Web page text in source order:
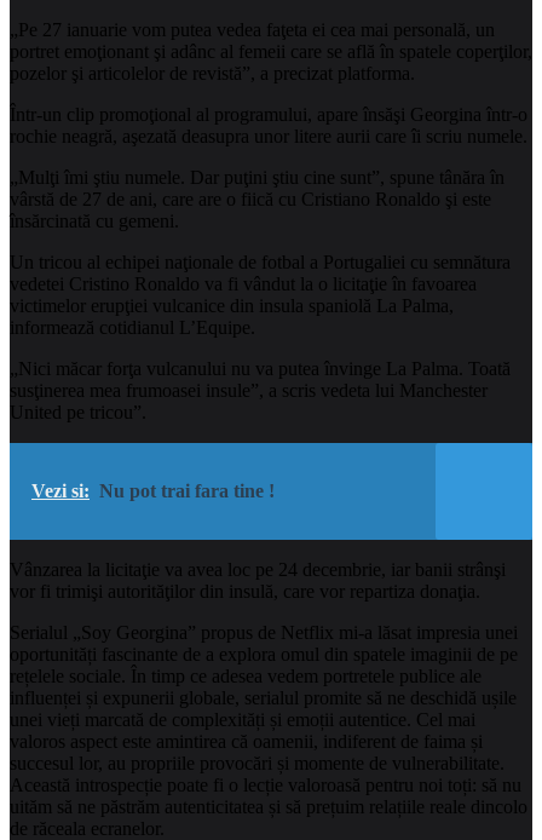
„Pe 27 ianuarie vom putea vedea faţeta ei cea mai personală, un
portret emoţionant şi adânc al femeii care se află în spatele coperţilor,
pozelor şi articolelor de revistă”, a precizat platforma.
Într-un clip promoţional al programului, apare însăşi Georgina într-o
rochie neagră, aşezată deasupra unor litere aurii care îi scriu numele.
„Mulţi îmi ştiu numele. Dar puţini ştiu cine sunt”, spune tânăra în
vârstă de 27 de ani, care are o fiică cu Cristiano Ronaldo şi este
însărcinată cu gemeni.
Un tricou al echipei naţionale de fotbal a Portugaliei cu semnătura
vedetei Cristino Ronaldo va fi vândut la o licitaţie în favoarea
victimelor erupţiei vulcanice din insula spaniolă La Palma,
informează cotidianul L’Equipe.
„Nici măcar forţa vulcanului nu va putea învinge La Palma. Toată
susţinerea mea frumoasei insule”, a scris vedeta lui Manchester
United pe tricou”.
Vezi si: Nu pot trai fara tine !
Vânzarea la licitaţie va avea loc pe 24 decembrie, iar banii strânşi
vor fi trimişi autorităţilor din insulă, care vor repartiza donaţia.
Serialul „Soy Georgina” propus de Netflix mi-a lăsat impresia unei
oportunități fascinante de a explora omul din spatele imaginii de pe
rețelele sociale. În timp ce adesea vedem portretele publice ale
influenței și expunerii globale, serialul promite să ne deschidă ușile
unei vieți marcată de complexități și emoții autentice. Cel mai
valoros aspect este amintirea că oamenii, indiferent de faima și
succesul lor, au propriile provocări și momente de vulnerabilitate.
Această introspecție poate fi o lecție valoroasă pentru noi toți: să nu
uităm să ne păstrăm autenticitatea și să prețuim relațiile reale dincolo
de răceala ecranelor.